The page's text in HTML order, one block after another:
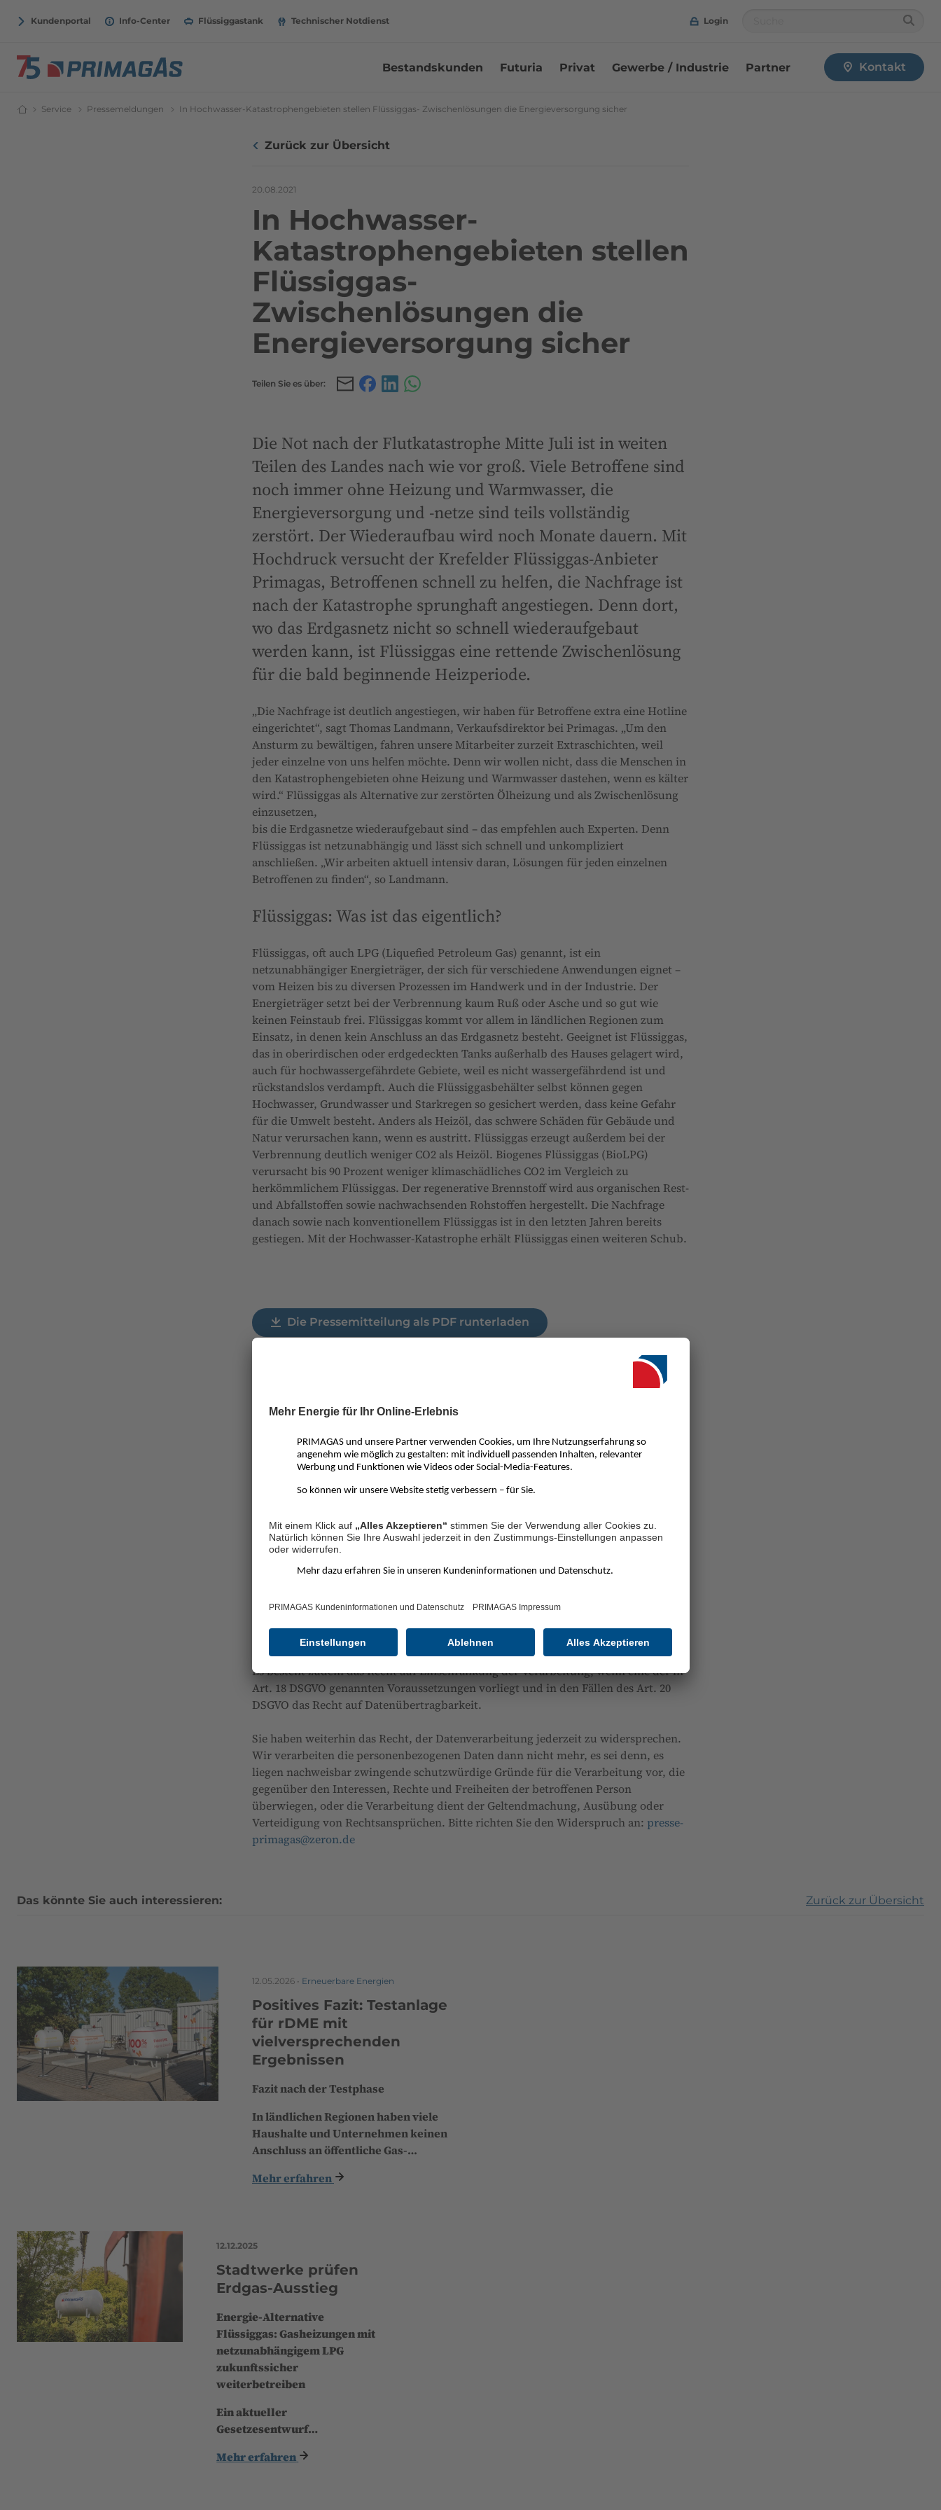
Kundenportal Info-Center Flüssiggastank Technischer Notdienst Login
Bestandskunden Futuria Privat Gewerbe / Industrie Partner Kontakt
Flüssiggasanbieter PRIMAGAS®
Service Über PRIMAGAS
Pressemeldungen Pressemeldungen | PRIMAGAS®
In Hochwasser-Katastrophengebieten stellen Flüssiggas- Zwischenlösungen die Energieversorgung sicher
Zurück zur Übersicht
20.08.2021
In Hochwasser-
Katastrophengebieten stellen
Flüssiggas-
Zwischenlösungen die
Energieversorgung sicher
Teilen Sie es über:
Teilen
über
Email
Teilen
über
Facebook
Teilen
über
LinkedIn
Teilen
über
WhatsApp
Die Not nach der Flutkatastrophe Mitte Juli ist in weiten
Teilen des Landes nach wie vor groß. Viele Betroffene sind
noch immer ohne Heizung und Warmwasser, die
Energieversorgung und -netze sind teils vollständig
zerstört. Der Wiederaufbau wird noch Monate dauern. Mit
Hochdruck versucht der Krefelder Flüssiggas-Anbieter
Primagas, Betroffenen schnell zu helfen, die Nachfrage ist
nach der Katastrophe sprunghaft angestiegen. Denn dort,
wo das Erdgasnetz nicht so schnell wiederaufgebaut
werden kann, ist Flüssiggas eine rettende Zwischenlösung
für die bald beginnende Heizperiode.
„Die Nachfrage ist deutlich angestiegen, wir haben für Betroffene extra eine Hotline
eingerichtet“, sagt Thomas Landmann, Verkaufsdirektor bei Primagas. „Um den
Ansturm zu bewältigen, fahren unsere Mitarbeiter zurzeit Extraschichten, weil
jeder einzelne von uns helfen möchte. Denn wir wollen nicht, dass die Menschen in
den Katastrophengebieten ohne Heizung und Warmwasser dastehen, wenn es kälter
wird.“ Flüssiggas als Alternative zur zerstörten Ölheizung und als Zwischenlösung
einzusetzen,
bis die Erdgasnetze wiederaufgebaut sind – das empfehlen auch Experten. Denn
Flüssiggas ist netzunabhängig und lässt sich schnell und unkompliziert
anschließen. „Wir arbeiten aktuell intensiv daran, Lösungen für jeden einzelnen
Betroffenen zu finden“, so Landmann.
Flüssiggas: Was ist das eigentlich?
Flüssiggas, oft auch LPG (Liquefied Petroleum Gas) genannt, ist ein
netzunabhängiger Energieträger, der sich für verschiedene Anwendungen eignet –
vom Heizen bis zu diversen Prozessen im Handwerk und in der Industrie. Der
Energieträger setzt bei der Verbrennung kaum Ruß oder Asche und so gut wie
keinen Feinstaub frei. Flüssiggas kommt vor allem in ländlichen Regionen zum
Einsatz, in denen kein Anschluss an das Erdgasnetz besteht. Geeignet ist Flüssiggas,
das in oberirdischen oder erdgedeckten Tanks außerhalb des Hauses gelagert wird,
auch für hochwassergefährdete Gebiete, weil es nicht wassergefährdend ist und
rückstandslos verdampft. Auch die Flüssiggasbehälter selbst können gegen
Hochwasser, Grundwasser und Starkregen so gesichert werden, dass keine Gefahr
für die Umwelt besteht. Anders als Heizöl, das schwere Schäden für Gebäude und
Natur verursachen kann, wenn es austritt. Flüssiggas erzeugt außerdem bei der
Verbrennung deutlich weniger CO2 als Heizöl. Biogenes Flüssiggas (BioLPG)
verursacht bis 90 Prozent weniger klimaschädliches CO2 im Vergleich zu
herkömmlichem Flüssiggas. Der regenerative Brennstoff wird aus organischen Rest-
und Abfallstoffen sowie nachwachsenden Rohstoffen hergestellt. Die Nachfrage
danach sowie nach konventionellem Flüssiggas ist in den letzten Jahren bereits
gestiegen. Mit der Hochwasser-Katastrophe erhält Flüssiggas einen weiteren Schub.
Die Pressemitteilung als PDF runterladen
TÜV-geprüfter Servicequalität und Kundenzufriedenheit ist PRIMAGAS der ideale
Partner für alle Privathaushalte und Betriebe, die auf netzunabhängige und
zukunftsfähige Energien setzen. PRIMAGAS führte als erster Versorger 2018
biogenes Flüssiggas in Deutschland ein, das seit 2023 unter dem Namen Futuria
Propan vertrieben wird. Das Unternehmen arbeitet aktiv an weiteren CO
Mitarbeiter im Innen- und Außendienst sowie weit über 3.000 Vertriebspartner für
den technischen Kundendienst beraten kompetent in allen Fragen rund um
Flüssiggas und gewährleisten eine zeitnahe und sichere Versorgung. PRIMAGAS ist
ein Joint Venture der niederländischen SHV Energy N.V. und der Krefelder Aretz
Daten sowie auf Berichtigung unrichtiger Daten oder auf Löschung.
Es besteht zudem das Recht auf Einschränkung der Verarbeitung, wenn eine der in
Art. 18 DSGVO genannten Voraussetzungen vorliegt und in den Fällen des Art. 20
DSGVO das Recht auf Datenübertragbarkeit.
Sie haben weiterhin das Recht, der Datenverarbeitung jederzeit zu widersprechen.
Wir verarbeiten die personenbezogenen Daten dann nicht mehr, es sei denn, es
liegen nachweisbar zwingende schutzwürdige Gründe für die Verarbeitung vor, die
gegenüber den Interessen, Rechte und Freiheiten der betroffenen Person
überwiegen, oder die Verarbeitung dient der Geltendmachung, Ausübung oder
Verteidigung von Rechtsansprüchen. Bitte richten Sie den Widerspruch an: presse-
primagas@zeron.de
Das könnte Sie auch interessieren: Zurück zur Übersicht
12.05.2026 • Erneuerbare Energien
Positives Fazit: Testanlage
für rDME mit
vielversprechenden
Ergebnissen
Fazit nach der Testphase
In ländlichen Regionen haben viele
Haushalte und Unternehmen keinen
Anschluss an öffentliche Gas-…
Mehr erfahren
12.12.2025
Stadtwerke prüfen
Erdgas-Ausstieg
Energie-Alternative
Flüssiggas: Gasheizungen mit
netzunabhängigem LPG
zukunftssicher
weiterbetreiben
Ein aktueller
Gesetzesentwurf…
Mehr erfahren